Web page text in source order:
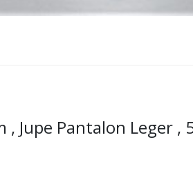
Jupe Pantalon Leger ,